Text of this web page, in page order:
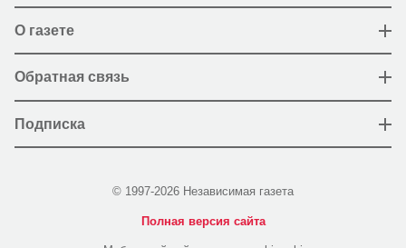
О газете
Обратная связь
Подписка
© 1997-2026 Независимая газета
Полная версия сайта